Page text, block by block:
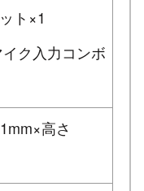
ト×1
ク入力コンボ
高さ